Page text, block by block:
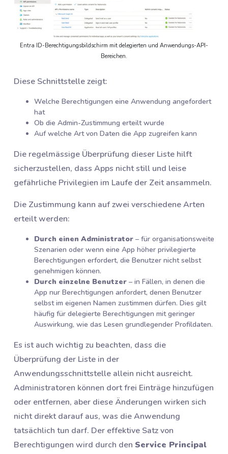
Entra ID-Berechtigungsbildschirm mit delegierten und Anwendungs-API-
Bereichen.
Diese Schnittstelle zeigt:
Welche Berechtigungen eine Anwendung angefordert
hat
Ob die Admin-Zustimmung erteilt wurde
Auf welche Art von Daten die App zugreifen kann
Die regelmässige Überprüfung dieser Liste hilft
sicherzustellen, dass Apps nicht still und leise
gefährliche Privilegien im Laufe der Zeit ansammeln.
Die Zustimmung kann auf zwei verschiedene Arten
erteilt werden:
Durch einen Administrator – für organisationsweite
Szenarien oder wenn eine App höher privilegierte
Berechtigungen erfordert, die Benutzer nicht selbst
genehmigen können.
Durch einzelne Benutzer – in Fällen, in denen die
App nur Berechtigungen anfordert, denen Benutzer
selbst im eigenen Namen zustimmen dürfen. Dies gilt
häufig für delegierte Berechtigungen mit geringer
Auswirkung, wie das Lesen grundlegender Profildaten.
Es ist auch wichtig zu beachten, dass die
Überprüfung der Liste in der
Anwendungsschnittstelle allein nicht ausreicht.
Administratoren können dort frei Einträge hinzufügen
oder entfernen, aber diese Änderungen wirken sich
nicht direkt darauf aus, was die Anwendung
tatsächlich tun darf. Der effektive Satz von
Berechtigungen wird durch den Service Principal